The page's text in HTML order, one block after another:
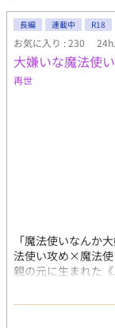
長編 連載中 R18
お気に入り : 230
大嫌いな魔法使
再世
「魔法使いなんか
法使い攻め×魔法使
親の元に生まれた
だがユゥイの体に
きない上、厄介な
きる特異体質《ヒ